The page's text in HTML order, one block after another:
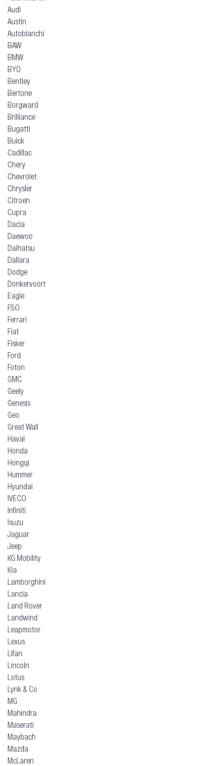
Audi
Austin
Autobianchi
BAW
BMW
BYD
Bentley
Bertone
Borgward
Brilliance
Bugatti
Buick
Cadillac
Chery
Chevrolet
Chrysler
Citroen
Cupra
Dacia
Daewoo
Daihatsu
Dallara
Dodge
Donkervoort
Eagle
FSO
Ferrari
Fiat
Fisker
Ford
Foton
GMC
Geely
Genesis
Geo
Great Wall
Haval
Honda
Hongqi
Hummer
Hyundai
IVECO
Infiniti
Isuzu
Jaguar
Jeep
KG Mobility
Kia
Lamborghini
Lancia
Land Rover
Landwind
Leapmotor
Lexus
Lifan
Lincoln
Lotus
Lynk & Co
MG
Mahindra
Maserati
Maybach
Mazda
McLaren